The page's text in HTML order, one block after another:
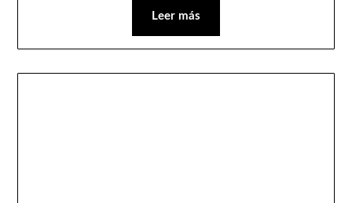
Leer más